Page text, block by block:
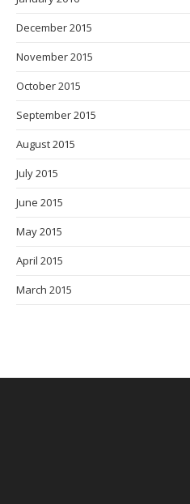
December 2015
November 2015
October 2015
September 2015
August 2015
July 2015
June 2015
May 2015
April 2015
March 2015